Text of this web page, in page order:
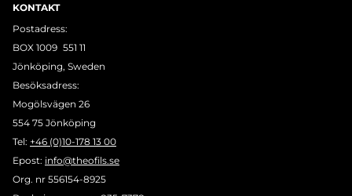
KONTAKT
Postadress:
BOX 1009 551 11
Jönköping, Sweden
Besöksadress:
Mogölsvägen 26
554 75 Jönköping
Tel: +46 (0)10-178 13 00
Epost: info@theofils.se
Org. nr 556154-8925